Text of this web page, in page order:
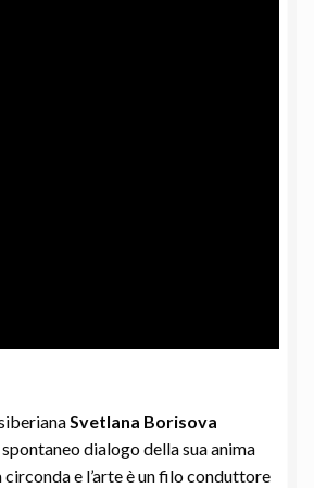
Svetlana Borisova
dialogo della sua anima
e l’arte è un filo conduttore